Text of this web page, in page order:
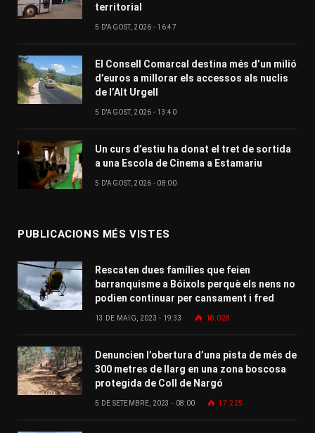
territorial
5 D'AGOST, 2026 - 16:47
El Consell Comarcal destina més d’un milió
d’euros a millorar els accessos als nuclis
de l’Alt Urgell
5 D'AGOST, 2026 - 13:40
Un curs d’estiu ha donat el tret de sortida
a una Escola de Cinema a Estamariu
5 D'AGOST, 2026 - 08:00
PUBLICACIONS MÉS VISTES
Rescaten dues famílies que feien
barranquisme a Bóixols perquè els nens no
podien continuar per cansament i fred
13 DE MAIG, 2023 - 19:33 18.028
Denuncien l’obertura d’una pista de més de
300 metres de llarg en una zona boscosa
protegida de Coll de Nargó
5 DE SETEMBRE, 2023 - 08:00 17.225